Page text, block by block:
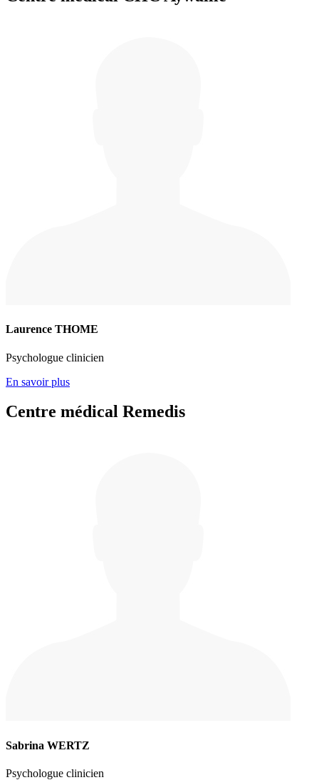
Laurence THOME
Psychologue clinicien
En savoir plus
Centre médical Remedis
Sabrina WERTZ
Psychologue clinicien